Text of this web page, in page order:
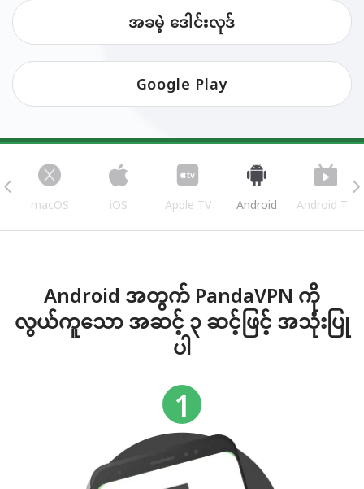
အခမဲ့ ဒေါင်းလုဒ်
Google Play
macOS iOS Apple TV Android Android TV
Android အတွက် PandaVPN ကို
လွယ်ကူသော အဆင့် ၃ ဆင့်ဖြင့် အသုံးပြု
ပါ